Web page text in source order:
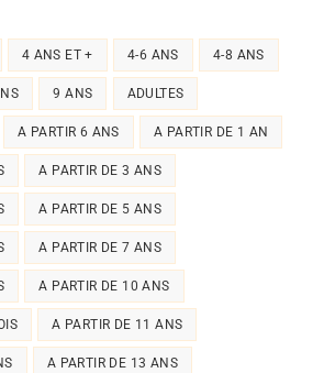
4 ANS ET + 4-6 ANS 4-8 ANS
9 ANS ADULTES
A PARTIR 6 ANS A PARTIR DE 1 AN
A PARTIR DE 3 ANS
A PARTIR DE 5 ANS
A PARTIR DE 7 ANS
A PARTIR DE 10 ANS
A PARTIR DE 11 ANS
A PARTIR DE 13 ANS